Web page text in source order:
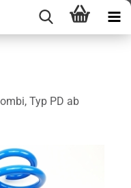
Typ PD ab